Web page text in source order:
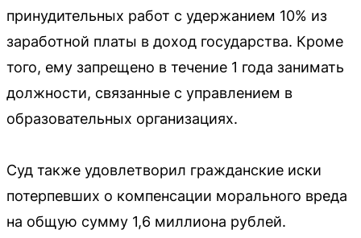
принудительных работ с удержанием 10% из
заработной платы в доход государства. Кроме
того, ему запрещено в течение 1 года занимать
должности, связанные с управлением в
образовательных организациях.
Суд также удовлетворил гражданские иски
потерпевших о компенсации морального вреда
на общую сумму 1,6 миллиона рублей.